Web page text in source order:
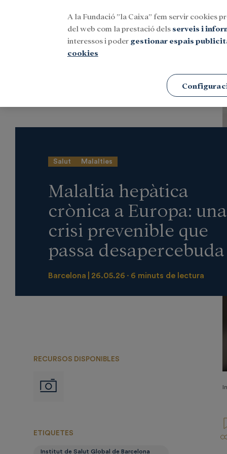
Investigació i beques
Salut Malalties
Malaltia hepàtica
crònica a Europa: una
crisi prevenible que
passa desapercebuda
Barcelona 26.05.26 6 minuts de lectura
RECURSOS DISPONIBLES
Imágenes
ETIQUETES
Institut de Salut Global de Barcelona
A la Fundació ”la Caixa” fem servir cookies
del web com la prestació dels serveis i
interessos i poder gestionar espais
cookies